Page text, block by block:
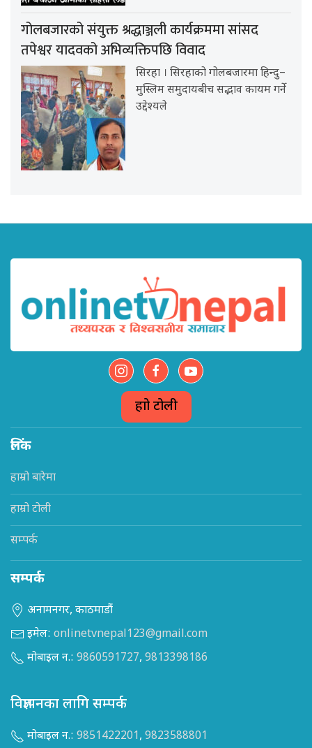
गोलबजारको संयुक्त श्रद्धाञ्जली कार्यक्रममा सांसद
तपेश्वर यादवको अभिव्यक्तिपछि विवाद
सिरहा । सिरहाको गोलबजारमा हिन्दु–
मुस्लिम समुदायबीच सद्भाव कायम गर्ने
उद्देश्यले
हाम्रो टोली
लिंक
हाम्रो बारेमा
हाम्रो टोली
सम्पर्क
सम्पर्क
अनामनगर, काठमाडौं
इमेल: onlinetvnepal123@gmail.com
मोबाइल न.: 9860591727, 9813398186
विज्ञापनका लागि सम्पर्क
मोबाइल न.: 9851422201, 9823588801